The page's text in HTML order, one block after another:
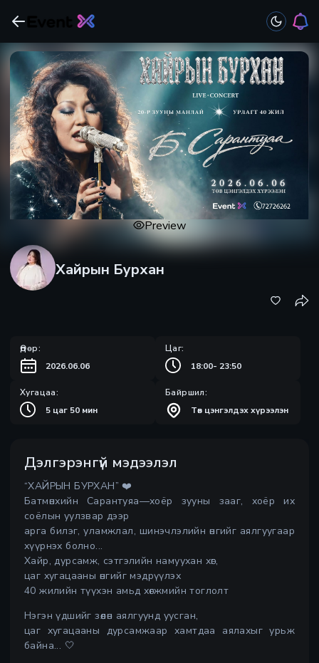
Preview
Хайрын Бурхан
Өдөр:
2026.06.06
Цаг:
18:00- 23:50
Хугацаа:
5 цаг 50 мин
Байршил:
Төв цэнгэлдэх хүрээлэн
Дэлгэрэнгүй мэдээлэл
“ХАЙРЫН БУРХАН” ❤️
Батмөнхийн Сарантуяа—хоёр зууны зааг, хоёр их
соёлын уулзвар дээр
арга билэг, уламжлал, шинэчлэлийн өнгийг аялгуугаар
хүүрнэх болно...
Хайр, дурсамж, сэтгэлийн намуухан хөг,
цаг хугацааны өнгийг мэдрүүлэх
40 жилийн түүхэн амьд хөгжмийн тоглолт
Нэгэн үдшийг зөөлөн аялгуунд уусган,
цаг хугацааны дурсамжаар хамтдаа аялахыг урьж
байна... 🤍